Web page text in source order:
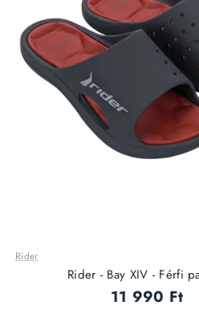
Rider
Rider - Bay XIV - Férfi
11 990 Ft